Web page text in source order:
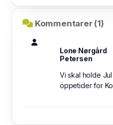
Kommentarer (1)
Lone Nørgård
Petersen
Vi skal holde
öppetider for